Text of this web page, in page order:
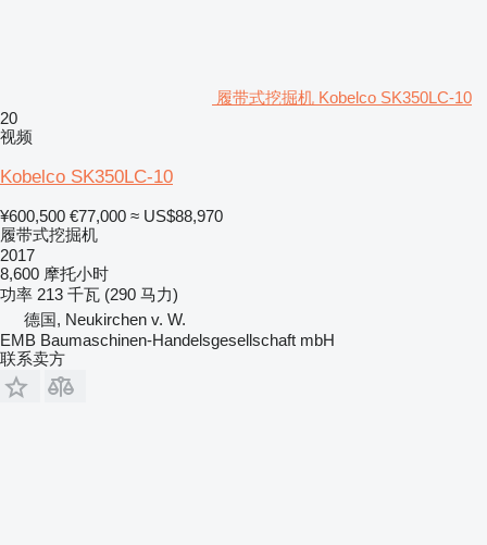
履带式挖掘机 Kobelco SK350LC-10
20
视频
Kobelco SK350LC-10
¥600,500 €77,000 ≈ US$88,970
履带式挖掘机
2017
8,600 摩托小时
功率 213 千瓦 (290 马力)
德国, Neukirchen v. W.
EMB Baumaschinen-Handelsgesellschaft mbH
联系卖方